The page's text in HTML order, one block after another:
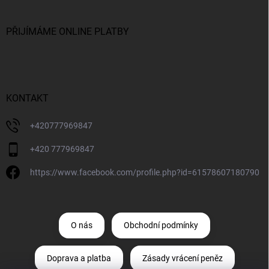
PŘIJÍMÁME ONLINE PLATBY
KONTAKT
+420777969847
+420 777969847
https://www.facebook.com/profile.php?id=61578607180790
O nás Obchodní podmínky
Doprava a platba Zásady vrácení peněz